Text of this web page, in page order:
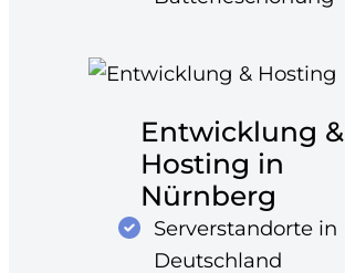
Entwicklung &
Hosting in
Nürnberg
Serverstandorte in
Deutschland